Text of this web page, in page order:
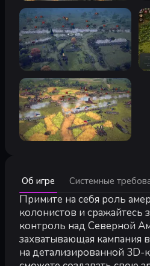
Об игре Системные
Примите на себя роль
колонистов и сражайтесь
контроль над Северной
захватывающая кампания
на детализированной 3D-
Минимальные:
Минимальные:
64-разрядные процессор и
ОС:Windows 10 (64-bit)
Процессор:
Intel Core i3 or
Оперативная память:8 GB ОЗУ
Видеокарта:GeForce GTX
Место на диске:12 GB